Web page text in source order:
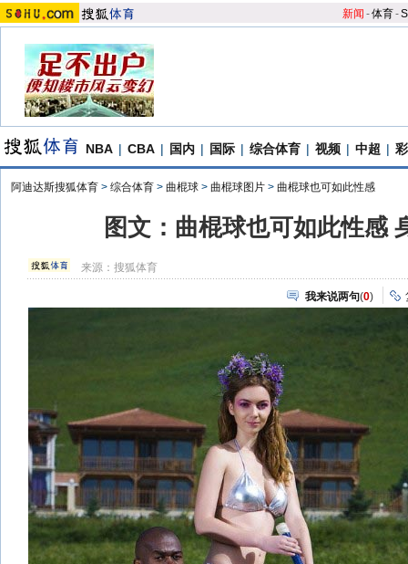
新闻 -体育-S
NBA | CBA | 国内 | 国际 | 综合体育 | 视频 | 中超 |
阿迪达斯搜狐体育 > 综合体育 > 曲棍球 > 曲棍球图片 > 曲棍球也可如此性感
图文：曲棍球也可如此性感
来源：搜狐体育
我来说两句(0)